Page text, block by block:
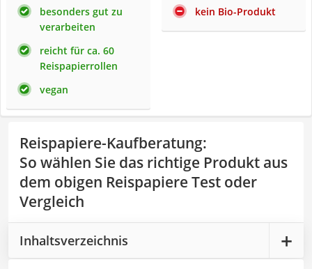
besonders gut zu
verarbeiten
reicht für ca. 60
Reispapierrollen
vegan
kein Bio-Produkt
Reispapiere-Kaufberatung:
So wählen Sie das richtige Produkt aus
dem obigen Reispapiere Test oder
Vergleich
Inhaltsverzeichnis